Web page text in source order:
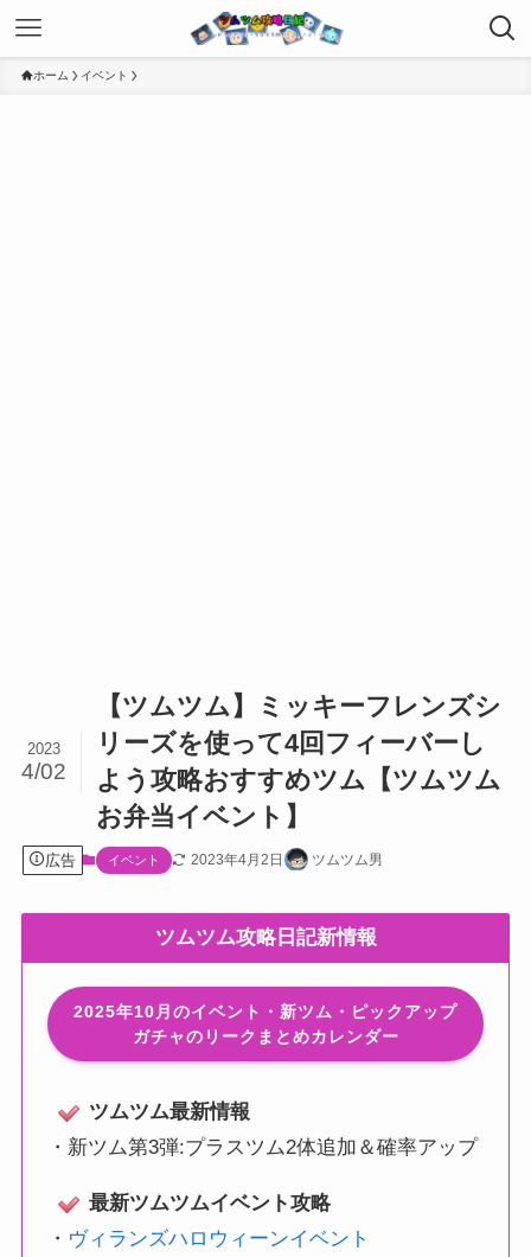
ホーム イベント
【ツムツム】ミッキーフレンズシ
リーズを使って4回フィーバーし
よう攻略おすすめツム【ツムツム
お弁当イベント】
2023
4/02
広告 イベント 2023年4月2日 ツムツム男
ツムツム攻略日記新情報
2025年10月のイベント・新ツム・ピックアップ
ガチャのリークまとめカレンダー
ツムツム最新情報
・ 新ツム第3弾:プラスツム2体追加＆確率アップ
最新ツムツムイベント攻略
・ ヴィランズハロウィーンイベント